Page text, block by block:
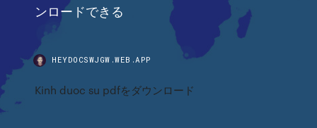
ンロードできる
HEYDOCSWJGW.WEB.APP
Kinh duoc su pdfをダウンロード